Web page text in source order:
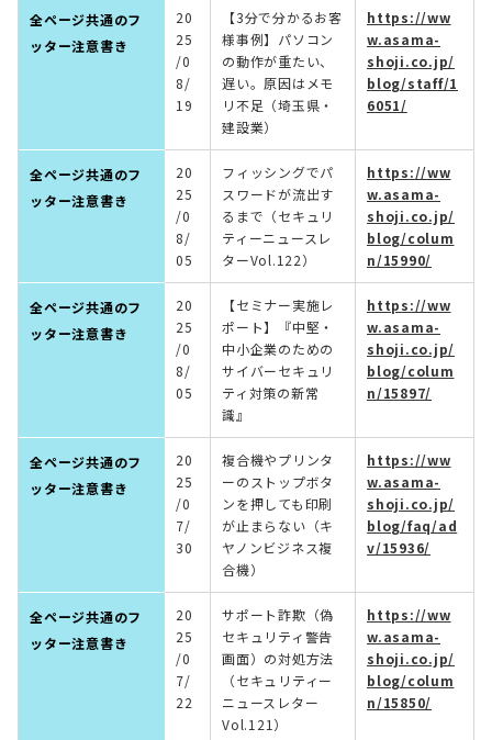
全ページ共通のフ
ッター注意書き
20
25
/0
8/
19
【3分で分かるお客
様事例】パソコン
の動作が重たい、
遅い。原因はメモ
リ不足（埼玉県・
建設業）
https://ww
w.asama-
shoji.co.jp/
blog/staff/1
6051/
全ページ共通のフ
ッター注意書き
20
25
/0
8/
05
フィッシングでパ
スワードが流出す
るまで（セキュリ
ティーニュースレ
ターVol.122）
https://ww
w.asama-
shoji.co.jp/
blog/colum
n/15990/
全ページ共通のフ
ッター注意書き
20
25
/0
8/
05
【セミナー実施レ
ポート】『中堅・
中小企業のための
サイバーセキュリ
ティ対策の新常
識』
https://ww
w.asama-
shoji.co.jp/
blog/colum
n/15897/
全ページ共通のフ
ッター注意書き
20
25
/0
7/
30
複合機やプリンタ
ーのストップボタ
ンを押しても印刷
が止まらない（キ
ヤノンビジネス複
合機）
https://ww
w.asama-
shoji.co.jp/
blog/faq/ad
v/15936/
全ページ共通のフ
ッター注意書き
20
25
/0
7/
22
サポート詐欺（偽
セキュリティ警告
画面）の対処方法​
（セキュリティー
ニュースレター
Vol.121）
https://ww
w.asama-
shoji.co.jp/
blog/colum
n/15850/